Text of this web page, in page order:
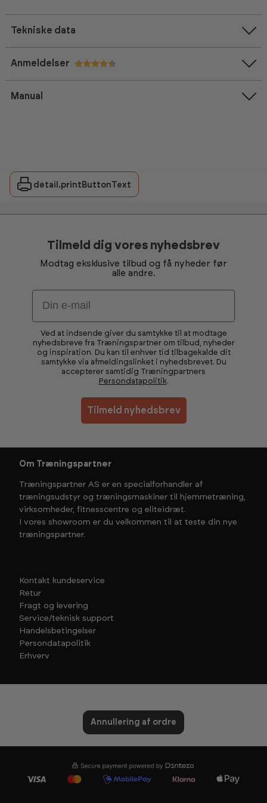
Tekniske data
Anmeldelser
Manual
detail.printButtonText
Tilmeld dig vores nyhedsbrev
Modtag eksklusive tilbud og få nyheder før
alle andre.
Email
Ved at indsende giver du samtykke til at modtage
nyhedsbreve fra Træningspartner om tilbud, nyheder
og inspiration. Du kan til enhver tid tilbagekalde dit
samtykke via afmeldingslinket i nyhedsbrevet. Du
accepterer samtidig Træningpartners
Persondatapolitik.
Tilmeld nyhedsbrev
Om Træningspartner
Træningspartner AS er en specialforhandler af
træningsudstyr og træningsmaskiner til hjemmetræning,
virksomheder, fitnesscentre og eliteidræt.
I vores showroom er du velkommen til at teste din nye
træningspartner.
Kontakt kundeservice
Retur
Fragt og levering
Service/teknisk support
Handelsbetingelser
Persondatapolitik
Erhverv
Annullering af ordre